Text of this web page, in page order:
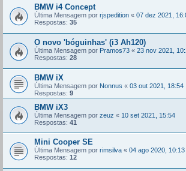
BMW i4 Concept
Última Mensagem por rjspedition « 07 dez 2021,
Respostas: 35
O novo 'bóguinhas' (i3 Ah120)
Última Mensagem por Pramos73 « 23 nov 2021,
Respostas: 28
BMW iX
Última Mensagem por Nonnus « 03 out 2021, 18:54
Respostas: 9
BMW iX3
Última Mensagem por zeuz « 10 set 2021, 15:54
Respostas: 41
Mini Cooper SE
Última Mensagem por rimsilva « 04 ago 2020, 10:13
Respostas: 12